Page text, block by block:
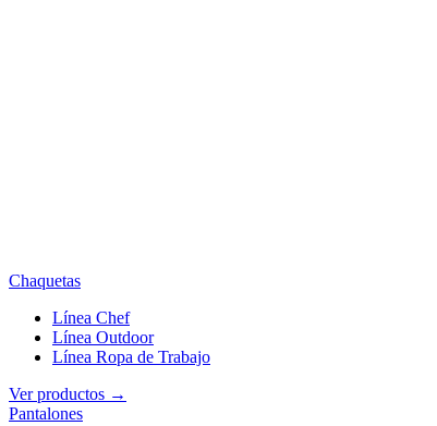
Chaquetas
Línea Chef
Línea Outdoor
Línea Ropa de Trabajo
Ver productos →
Pantalones